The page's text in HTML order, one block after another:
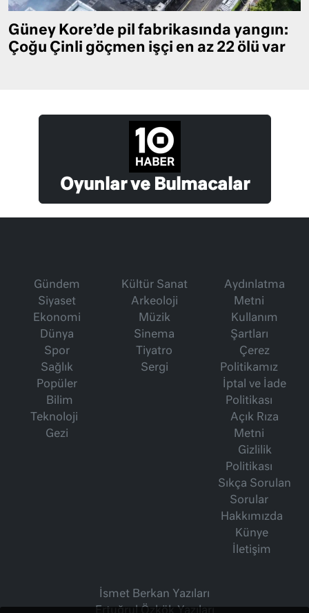
Güney Kore’de pil fabrikasında yangın:
Çoğu Çinli göçmen işçi en az 22 ölü var
Oyunlar ve Bulmacalar
Gündem
Siyaset
Ekonomi
Dünya
Spor
Sağlık
Popüler
Bilim
Teknoloji
Gezi
Kültür Sanat
Arkeoloji
Müzik
Sinema
Tiyatro
Sergi
Aydınlatma
Metni
Kullanım
Şartları
Çerez
Politikamız
İptal ve İade
Politikası
Açık Rıza
Metni
Gizlilik
Politikası
Sıkça Sorulan
Sorular
Hakkımızda
Künye
İletişim
İsmet Berkan Yazıları